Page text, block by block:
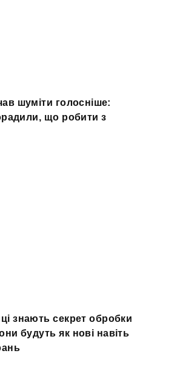
шуміти голосніше:
що робити з
знають секрет обробки
будуть як нові навіть